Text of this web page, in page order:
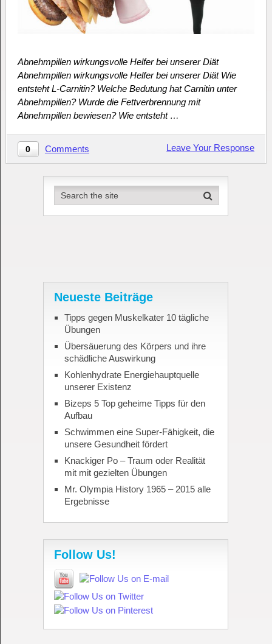
Abnehmpillen wirkungsvolle Helfer bei unserer Diät
Abnehmpillen wirkungsvolle Helfer bei unserer Diät Wie
entsteht L-Carnitin? Welche Bedutung hat Carnitin unter
Abnehmpillen? Wurde die Fettverbrennung mit
Abnehmpillen bewiesen? Wie entsteht …
0 Comments Leave Your Response
Neueste Beiträge
Tipps gegen Muskelkater 10 tägliche
Übungen
Übersäuerung des Körpers und ihre
schädliche Auswirkung
Kohlenhydrate Energiehauptquelle
unserer Existenz
Bizeps 5 Top geheime Tipps für den
Aufbau
Schwimmen eine Super-Fähigkeit, die
unsere Gesundheit fördert
Knackiger Po – Traum oder Realität
mit mit gezielten Übungen
Mr. Olympia History 1965 – 2015 alle
Ergebnisse
Follow Us!